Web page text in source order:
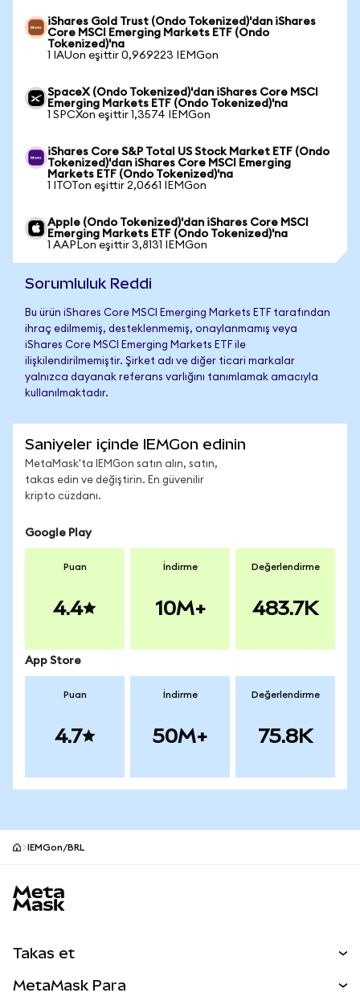
iShares Gold Trust (Ondo Tokenized)'dan iShares
Core MSCI Emerging Markets ETF (Ondo
Tokenized)'na
1 IAUon eşittir 0,969223 IEMGon
SpaceX (Ondo Tokenized)'dan iShares Core MSCI
Emerging Markets ETF (Ondo Tokenized)'na
1 SPCXon eşittir 1,3574 IEMGon
iShares Core S&P Total US Stock Market ETF (Ondo
Tokenized)'dan iShares Core MSCI Emerging
Markets ETF (Ondo Tokenized)'na
1 ITOTon eşittir 2,0661 IEMGon
Apple (Ondo Tokenized)'dan iShares Core MSCI
Emerging Markets ETF (Ondo Tokenized)'na
1 AAPLon eşittir 3,8131 IEMGon
Sorumluluk Reddi
Bu ürün iShares Core MSCI Emerging Markets ETF tarafından
ihraç edilmemiş, desteklenmemiş, onaylanmamış veya
iShares Core MSCI Emerging Markets ETF ile
ilişkilendirilmemiştir. Şirket adı ve diğer ticari markalar
yalnızca dayanak referans varlığını tanımlamak amacıyla
kullanılmaktadır.
Saniyeler içinde IEMGon edinin
MetaMask'ta IEMGon satın alın, satın,
takas edin ve değiştirin. En güvenilir
kripto cüzdanı.
Google Play
Puan
4.4
İndirme
10M+
Değerlendirme
483.7K
App Store
Puan
4.7
İndirme
50M+
Değerlendirme
75.8K
IEMGon/BRL
Takas et
MetaMask Para